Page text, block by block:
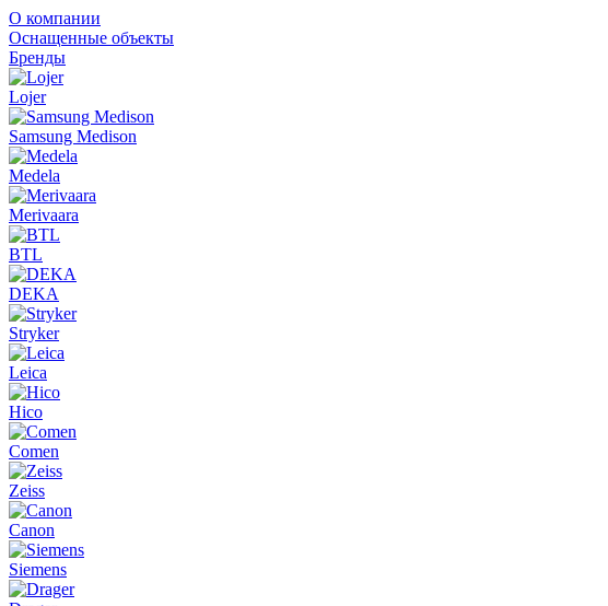
О компании
Оснащенные объекты
Бренды
Lojer
Samsung Medison
Medela
Merivaara
BTL
DEKA
Stryker
Leica
Hico
Comen
Zeiss
Canon
Siemens